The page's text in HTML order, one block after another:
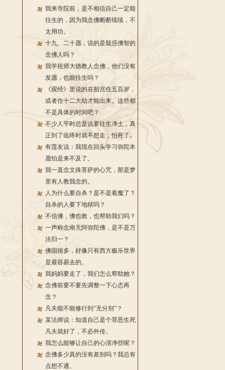
我来寺院前，是不相信自己一定能
往生的，因为我念佛断断续续，不
太用功。
十九、二十愿，说的是疑惑佛智的
念佛人吗？
我学祖师大德教人念佛，他们没有
发愿，也能往生吗？
《观经》里说的在胎宫住五百岁，
或者住十二大劫才能出来。这些都
不是具体的时间吧？
不少人平时总是说要往生净土，真
正到了临终时就不想走，怕死了。
有莲友说：我现在回头学习弥陀本
愿怕是来不及了。
我一直念文殊菩萨的心咒，那是梦
里有人教我念的。
人为什么要自杀？是不是着魔了？
自杀的人要下地狱吗？
不信佛，佛也救，也帮助我们吗？
一声称念南无阿弥陀佛，是不是万
法归一？
佛国很多，好像只有西方极乐世界
是最容易去的。
我妈妈要走了，我们怎么帮助她？
念佛前要不要先调整一下心态再
念？
凡夫能不能修行到“无分别”？
某法师说：知道自己是个罪恶生死
凡夫就好了，不必外传。
我怎么能够让自己的心清净些呢？
念佛多少真的没有差别吗？我总有
点想不通。